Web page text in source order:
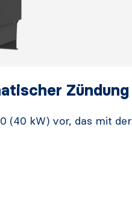
Zündung
(40 kW) vor, das mit der